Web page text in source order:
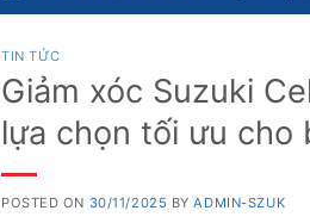
TIN TỨC
Giảm xóc Suzuki
lựa chọn tối ưu cho
POSTED ON 30/11/2025 BYADMIN-SZUK